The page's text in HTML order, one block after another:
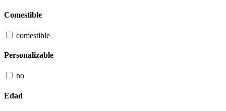
Comestible
comestible
Personalizable
no
Edad